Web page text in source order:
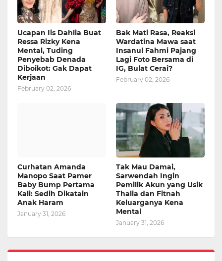
Ucapan Iis Dahlia Buat
Ressa Rizky Kena
Mental, Tuding
Penyebab Denada
Diboikot: Gak Dapat
Kerjaan
February 02, 2026
Bak Mati Rasa, Reaksi
Wardatina Mawa saat
Insanul Fahmi Pajang
Lagi Foto Bersama di
IG, Bulat Cerai?
February 02, 2026
Curhatan Amanda
Manopo Saat Pamer
Baby Bump Pertama
Kali: Sedih Dikatain
Anak Haram
January 31, 2026
Tak Mau Damai,
Sarwendah Ingin
Pemilik Akun yang Usik
Thalia dan Fitnah
Keluarganya Kena
Mental
January 31, 2026